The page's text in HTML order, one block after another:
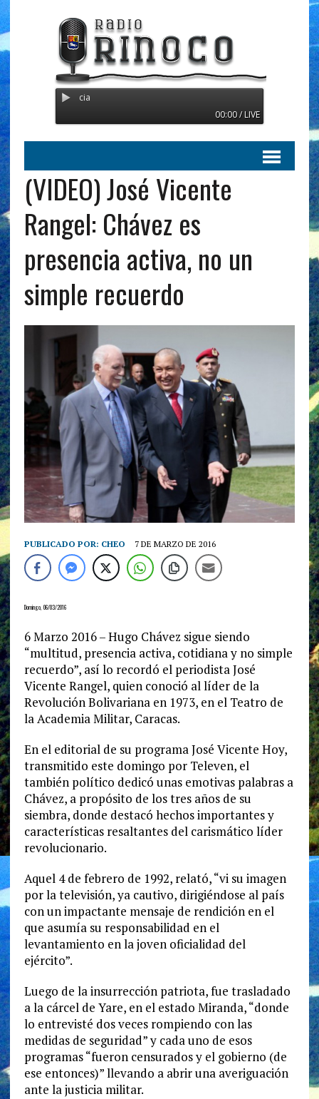
Radio Orinoco -
00:00 / LIVE
(VIDEO) José Vicente
Rangel: Chávez es
presencia activa, no un
simple recuerdo
PUBLICADO POR: CHEO 7 DE MARZO DE 2016
Domingo, 06/03/2016
6 Marzo 2016 – Hugo Chávez sigue siendo
“multitud, presencia activa, cotidiana y no simple
recuerdo”, así lo recordó el periodista José
Vicente Rangel, quien conoció al líder de la
Revolución Bolivariana en 1973, en el Teatro de
la Academia Militar, Caracas.
En el editorial de su programa José Vicente Hoy,
transmitido este domingo por Televen, el
también político dedicó unas emotivas palabras a
Chávez, a propósito de los tres años de su
siembra, donde destacó hechos importantes y
características resaltantes del carismático líder
revolucionario.
Aquel 4 de febrero de 1992, relató, “vi su imagen
por la televisión, ya cautivo, dirigiéndose al país
con un impactante mensaje de rendición en el
que asumía su responsabilidad en el
levantamiento en la joven oficialidad del
ejército”.
Luego de la insurrección patriota, fue trasladado
a la cárcel de Yare, en el estado Miranda, “donde
lo entrevisté dos veces rompiendo con las
medidas de seguridad” y cada uno de esos
programas “fueron censurados y el gobierno (de
ese entonces)” llevando a abrir una averiguación
ante la justicia militar.